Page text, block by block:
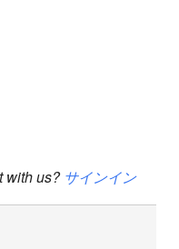
with us? サインイン